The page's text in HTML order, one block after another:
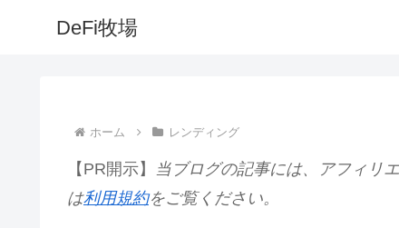
DeFi牧場
ホーム レンディング
【PR開示】
当ブログの記事には、アフィリ
は利用規約をご覧ください。